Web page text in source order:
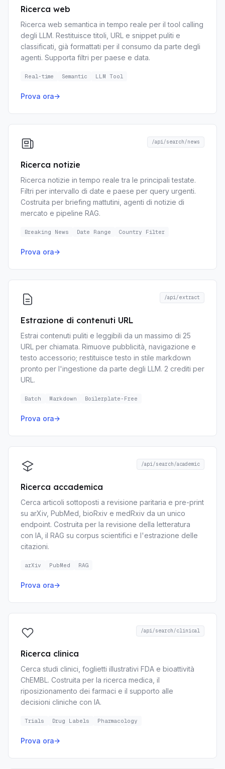
Ricerca web
Ricerca web semantica in tempo reale per il tool calling
degli LLM. Restituisce titoli, URL e snippet puliti e
classificati, già formattati per il consumo da parte degli
agenti. Supporta filtri per paese e data.
Real-time Semantic LLM Tool
Prova ora→
/api/search/news
Ricerca notizie
Ricerca notizie in tempo reale tra le principali testate.
Filtri per intervallo di date e paese per query urgenti.
Costruita per briefing mattutini, agenti di notizie di
mercato e pipeline RAG.
Breaking News Date Range Country Filter
Prova ora→
/api/extract
Estrazione di contenuti URL
Estrai contenuti puliti e leggibili da un massimo di 25
URL per chiamata. Rimuove pubblicità, navigazione e
testo accessorio; restituisce testo in stile markdown
pronto per l'ingestione da parte degli LLM. 2 crediti per
URL.
Batch Markdown Boilerplate-Free
Prova ora→
/api/search/academic
Ricerca accademica
Cerca articoli sottoposti a revisione paritaria e pre-print
su arXiv, PubMed, bioRxiv e medRxiv da un unico
endpoint. Costruita per la revisione della letteratura
con IA, il RAG su corpus scientifici e l'estrazione delle
citazioni.
arXiv PubMed RAG
Prova ora→
/api/search/clinical
Ricerca clinica
Cerca studi clinici, foglietti illustrativi FDA e bioattività
ChEMBL. Costruita per la ricerca medica, il
riposizionamento dei farmaci e il supporto alle
decisioni cliniche con IA.
Trials Drug Labels Pharmacology
Prova ora→